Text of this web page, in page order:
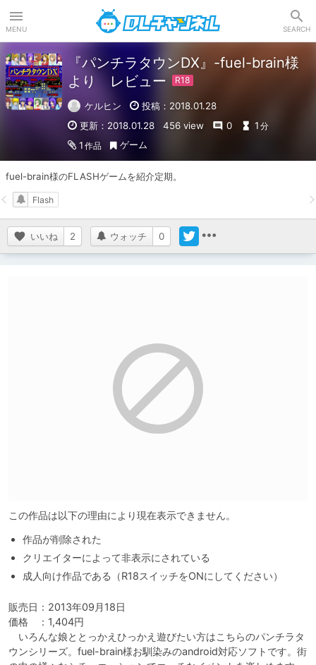
MENU SEARCH
『パンチラタウンDX』-fuel-brain様
より レビュー
ケルヒン
投稿：2018.01.28
更新：2018.01.28
456 view 0 1 分
1 作品 ゲーム
fuel-brain様のFLASHゲームを紹介定期。
いいね 2 ウォッチ 0
Flash
この作品は以下の理由により現在表示できません。
作品が削除された
クリエイターによって非表示にされている
成人向け作品である（R18スイッチをONにしてください）
販売日：2013年09月18日
価格　：1,404円
いろんな娘ととっかえひっかえ遊びたい方はこちらのパンチラタ
ウンシリーズ。fuel-brain様お馴染みのandroid対応ソフトです。街